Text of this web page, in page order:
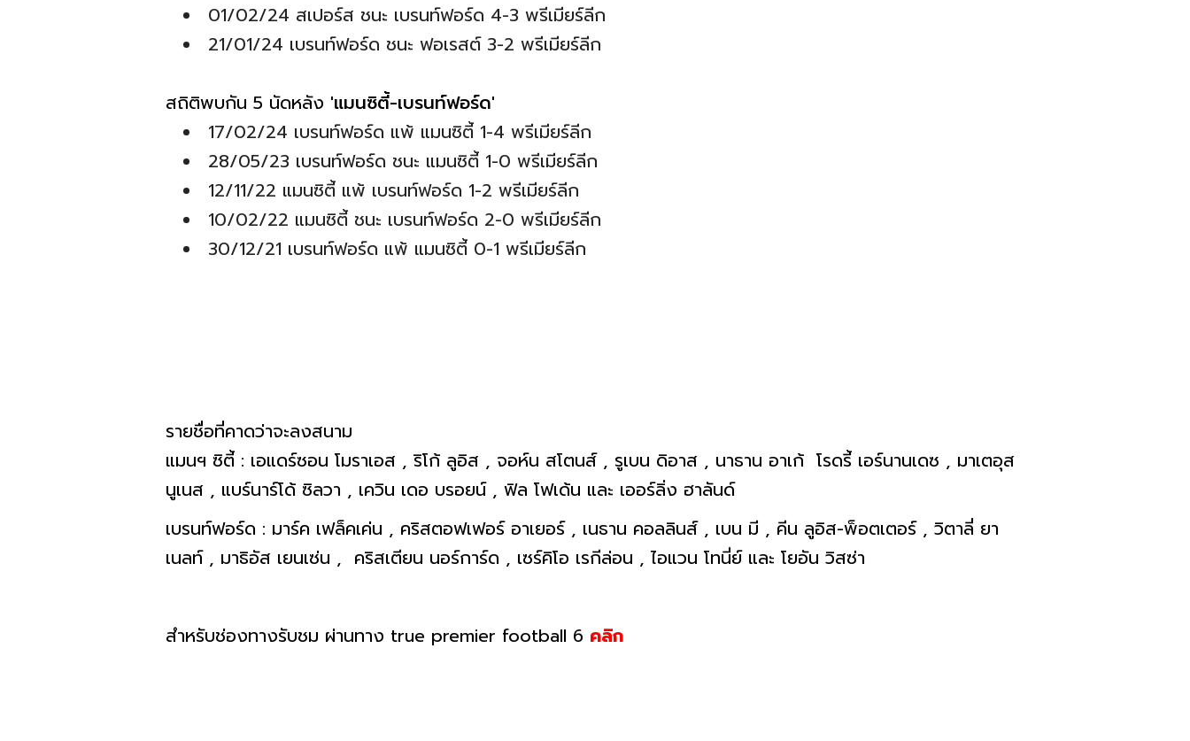
01/02/24 สเปอร์ส ชนะ เบรนท์ฟอร์ด 4-3 พรีเมียร์ลีก
21/01/24 เบรนท์ฟอร์ด ชนะ ฟอเรสต์ 3-2 พรีเมียร์ลีก
สถิติพบกัน 5 นัดหลัง 'แมนซิตี้-เบรนท์ฟอร์ด'
17/02/24 เบรนท์ฟอร์ด แพ้ แมนซิตี้ 1-4 พรีเมียร์ลีก
28/05/23 เบรนท์ฟอร์ด ชนะ แมนซิตี้ 1-0 พรีเมียร์ลีก
12/11/22 แมนซิตี้ แพ้ เบรนท์ฟอร์ด 1-2 พรีเมียร์ลีก
10/02/22 แมนซิตี้ ชนะ เบรนท์ฟอร์ด 2-0 พรีเมียร์ลีก
30/12/21 เบรนท์ฟอร์ด แพ้ แมนซิตี้ 0-1 พรีเมียร์ลีก
รายชื่อที่คาดว่าจะลงสนาม
แมนฯ ซิตี้ : เอแดร์ซอน โมราเอส , ริโก้ ลูอิส , จอห์น สโตนส์ , รูเบน ดิอาส , นาธาน อาเก้ โรดรี้ เอร์นานเดซ , มาเตอุส
นูเนส , แบร์นาร์โด้ ซิลวา , เควิน เดอ บรอยน์ , ฟิล โฟเด้น และ เออร์ลิ่ง ฮาลันด์
เบรนท์ฟอร์ด : มาร์ค เฟล็คเค่น , คริสตอฟเฟอร์ อาเยอร์ , เนธาน คอลลินส์ , เบน มี , คีน ลูอิส-พ็อตเตอร์ , วิตาลี่ ยา
เนลท์ , มาธิอัส เยนเซ่น , คริสเตียน นอร์การ์ด , เซร์คิโอ เรกีล่อน , ไอแวน โทนี่ย์ และ โยอัน วิสซ่า
สำหรับช่องทางรับชม ผ่านทาง true premier football 6 คลิก